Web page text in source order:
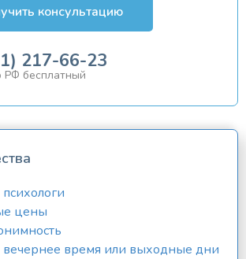
консультацию
217-66-23
РФ бесплатный
цены
время или выходные дни